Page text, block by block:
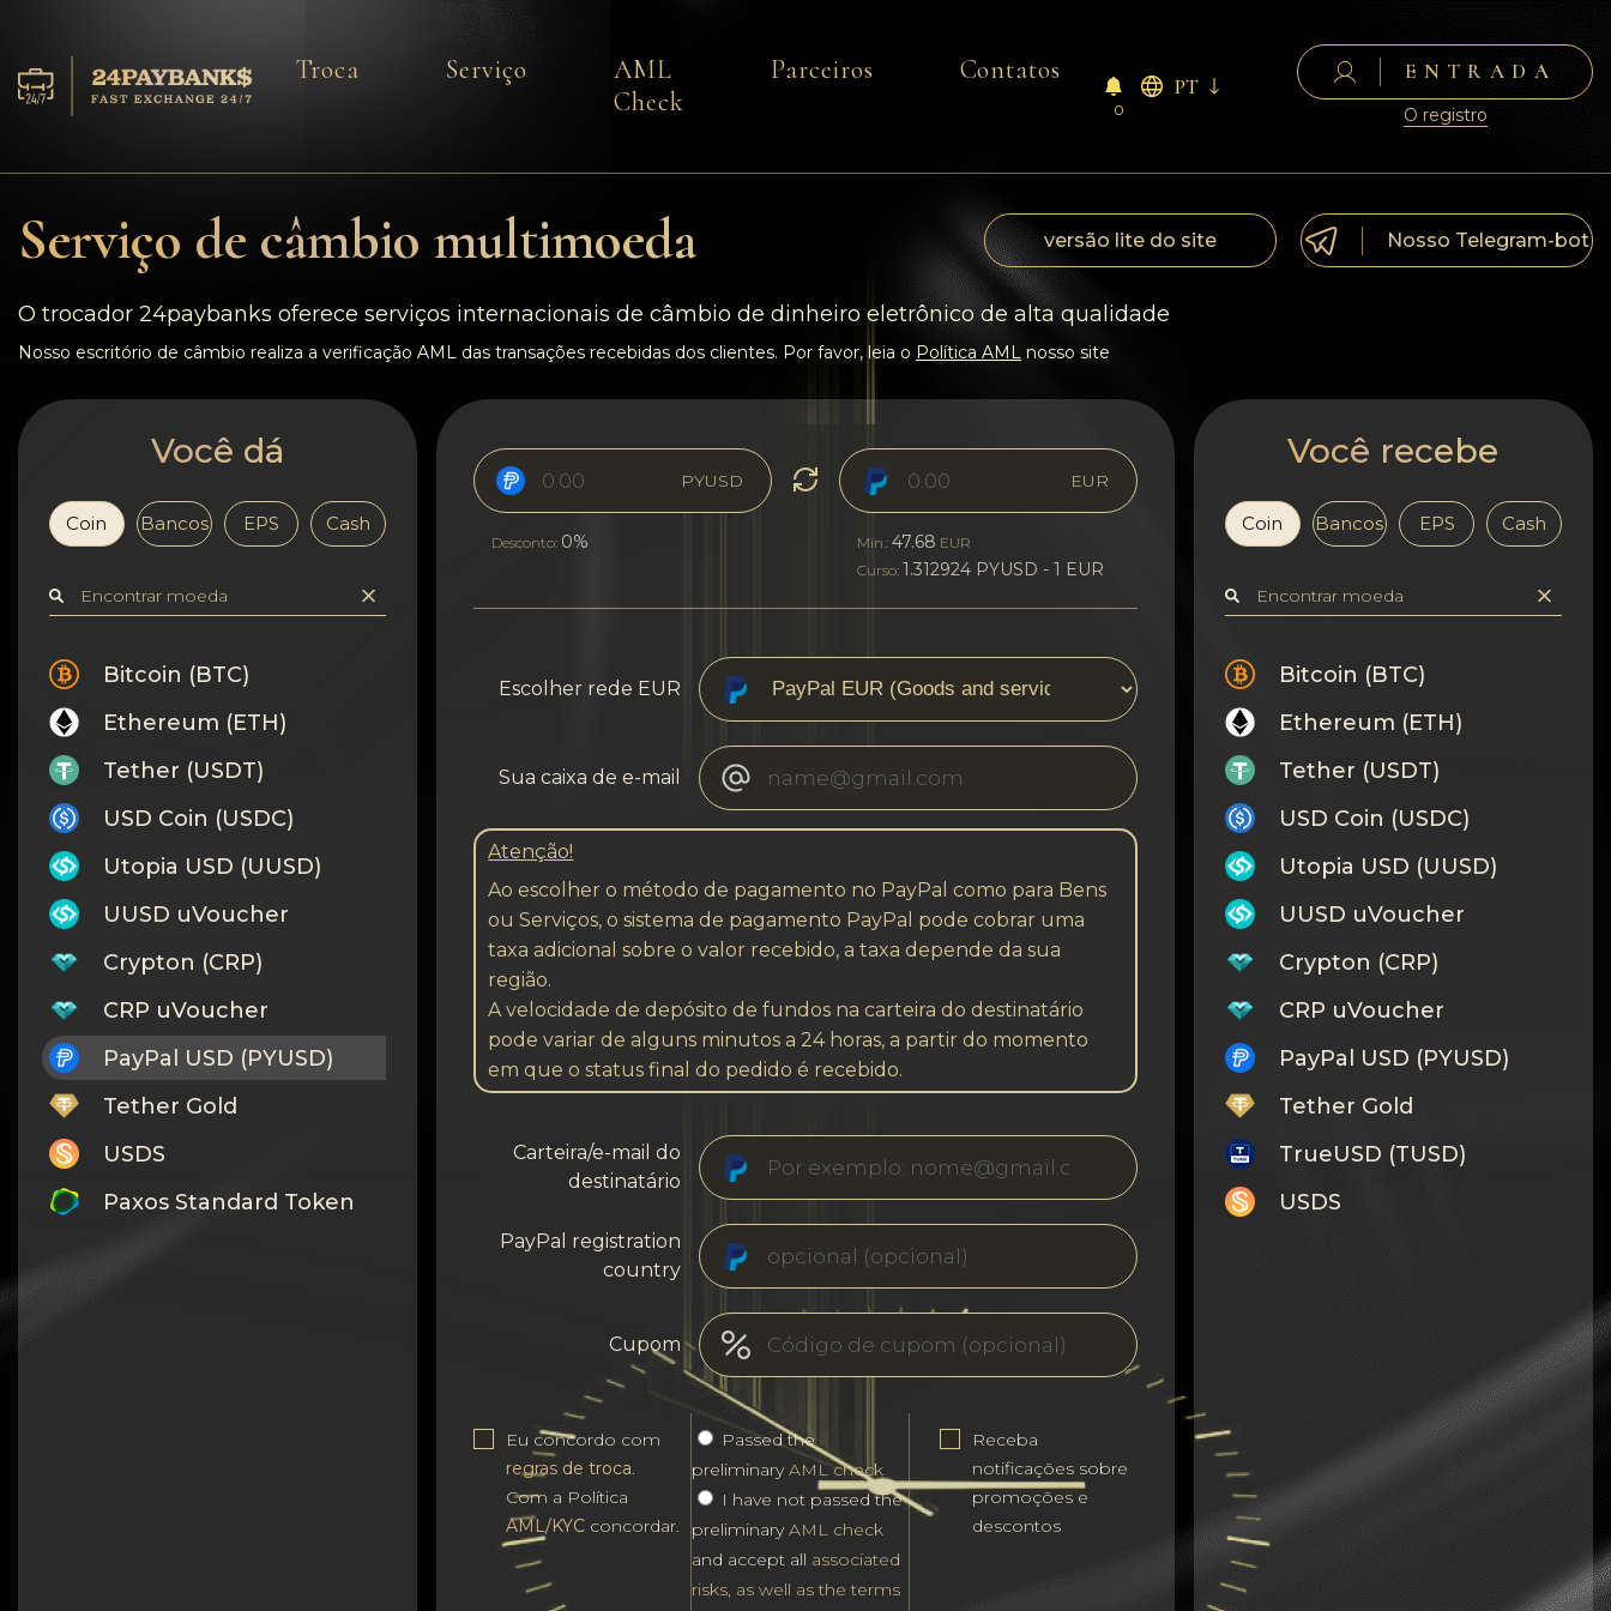
Reservas
Parceiros
Comentários
Regras
AML/CFT
Confidencialidade
Contatos
Wiki
FAQ
Reputação
Mapa do site
Troca Serviço
AML
Check
Parceiros Contatos
0
PT
ENTRADA
O registro
Serviço de câmbio multimoeda versão lite do site Nosso Telegram-bot
O trocador 24paybanks oferece serviços internacionais de câmbio de dinheiro eletrônico de alta qualidade
Nosso escritório de câmbio realiza a verificação AML das transações recebidas dos clientes. Por favor, leia o Política AML nosso site
Você dá
Coin Bancos EPS Cash
Bitcoin (BTC)
Ethereum (ETH)
Tether (USDT)
USD Coin (USDC)
Utopia USD (UUSD)
UUSD uVoucher
Crypton (CRP)
CRP uVoucher
PayPal USD (PYUSD)
Tether Gold
USDS
Paxos Standard Token
PYUSD
Desconto: 0%
EUR
Min.: 47.68 EUR
Curso: 1.312924 PYUSD - 1 EUR
Escolher rede EUR
Sua caixa de e-mail
Atenção!
Ao escolher o método de pagamento no PayPal como para Bens
ou Serviços, o sistema de pagamento PayPal pode cobrar uma
taxa adicional sobre o valor recebido, a taxa depende da sua
região.
A velocidade de depósito de fundos na carteira do destinatário
pode variar de alguns minutos a 24 horas, a partir do momento
em que o status final do pedido é recebido.
Carteira/e-mail do
destinatário
PayPal registration
country
Cupom
Eu concordo com
regras de troca.
Com a Política
AML/KYC concordar.
Passed the
preliminaryAML check
I have not passed the
preliminaryAML check
and accept all associated
risks, as well as the terms
Receba
notificações sobre
promoções e
descontos
Você recebe
Coin Bancos EPS Cash
Bitcoin (BTC)
Ethereum (ETH)
Tether (USDT)
USD Coin (USDC)
Utopia USD (UUSD)
UUSD uVoucher
Crypton (CRP)
CRP uVoucher
PayPal USD (PYUSD)
Tether Gold
TrueUSD (TUSD)
USDS
Notcoin (NOT)
BNB BEP20
Stellar